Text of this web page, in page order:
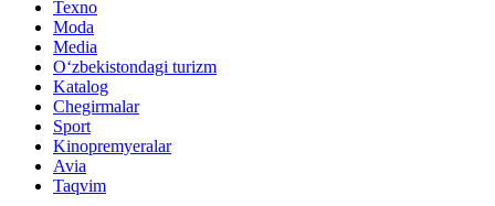
Texno
Moda
Media
O‘zbekistondagi turizm
Katalog
Chegirmalar
Sport
Kinopremyeralar
Avia
Taqvim